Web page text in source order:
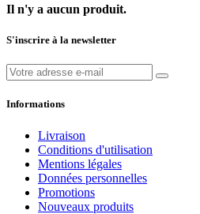
Il n'y a aucun produit.
S'inscrire à la newsletter
Informations
Livraison
Conditions d'utilisation
Mentions légales
Données personnelles
Promotions
Nouveaux produits